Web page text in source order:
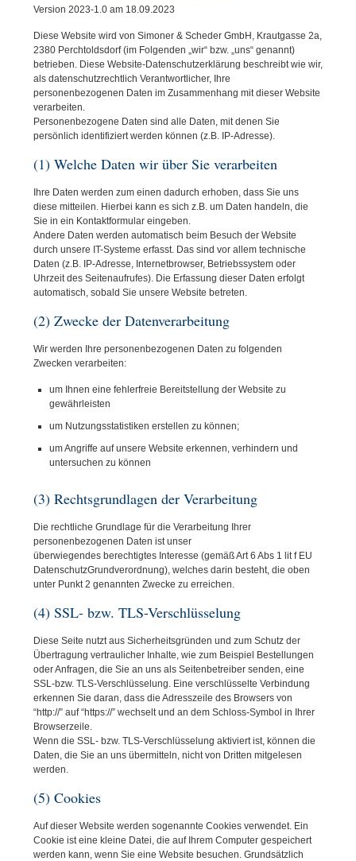
Version 2023-1.0 am 18.09.2023
Diese Website wird von Simoner & Scheder GmbH, Krautgasse 2a,
2380 Perchtoldsdorf (im Folgenden „wir“ bzw. „uns“ genannt)
betrieben. Diese Website-Datenschutzerklärung beschreibt wie wir,
als datenschutzrechtlich Verantwortlicher, Ihre
personenbezogenen Daten im Zusammenhang mit dieser Website
verarbeiten.
Personenbezogene Daten sind alle Daten, mit denen Sie
persönlich identifiziert werden können (z.B. IP-Adresse).
(1) Welche Daten wir über Sie verarbeiten
Ihre Daten werden zum einen dadurch erhoben, dass Sie uns
diese mitteilen. Hierbei kann es sich z.B. um Daten handeln, die
Sie in ein Kontaktformular eingeben.
Andere Daten werden automatisch beim Besuch der Website
durch unsere IT-Systeme erfasst. Das sind vor allem technische
Daten (z.B. IP-Adresse, Internetbrowser, Betriebssystem oder
Uhrzeit des Seitenaufrufes). Die Erfassung dieser Daten erfolgt
automatisch, sobald Sie unsere Website betreten.
(2) Zwecke der Datenverarbeitung
Wir werden Ihre personenbezogenen Daten zu folgenden
Zwecken verarbeiten:
um Ihnen eine fehlerfreie Bereitstellung der Website zu
gewährleisten
um Nutzungsstatistiken erstellen zu können;
um Angriffe auf unsere Website erkennen, verhindern und
untersuchen zu können
(3) Rechtsgrundlagen der Verarbeitung
Die rechtliche Grundlage für die Verarbeitung Ihrer
personenbezogenen Daten ist unser
überwiegendes berechtigtes Interesse (gemäß Art 6 Abs 1 lit f EU
DatenschutzGrundverordnung), welches darin besteht, die oben
unter Punkt 2 genannten Zwecke zu erreichen.
(4) SSL- bzw. TLS-Verschlüsselung
Diese Seite nutzt aus Sicherheitsgründen und zum Schutz der
Übertragung vertraulicher Inhalte, wie zum Beispiel Bestellungen
oder Anfragen, die Sie an uns als Seitenbetreiber senden, eine
SSL-bzw. TLS-Verschlüsselung. Eine verschlüsselte Verbindung
erkennen Sie daran, dass die Adresszeile des Browsers von
“http://” auf “https://” wechselt und an dem Schloss-Symbol in Ihrer
Browserzeile.
Wenn die SSL- bzw. TLS-Verschlüsselung aktiviert ist, können die
Daten, die Sie an uns übermitteln, nicht von Dritten mitgelesen
werden.
(5) Cookies
Auf dieser Website werden sogenannte Cookies verwendet. Ein
Cookie ist eine kleine Datei, die auf Ihrem Computer gespeichert
werden kann, wenn Sie eine Website besuchen. Grundsätzlich